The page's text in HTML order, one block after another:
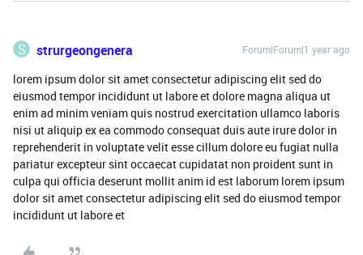
S strurgeongenera Forum|Forum|1 year ago
lorem ipsum dolor sit amet consectetur adipiscing elit sed do
eiusmod tempor incididunt ut labore et dolore magna aliqua ut
enim ad minim veniam quis nostrud exercitation ullamco laboris
nisi ut aliquip ex ea commodo consequat duis aute irure dolor in
reprehenderit in voluptate velit esse cillum dolore eu fugiat nulla
pariatur excepteur sint occaecat cupidatat non proident sunt in
culpa qui officia deserunt mollit anim id est laborum lorem ipsum
dolor sit amet consectetur adipiscing elit sed do eiusmod tempor
incididunt ut labore et